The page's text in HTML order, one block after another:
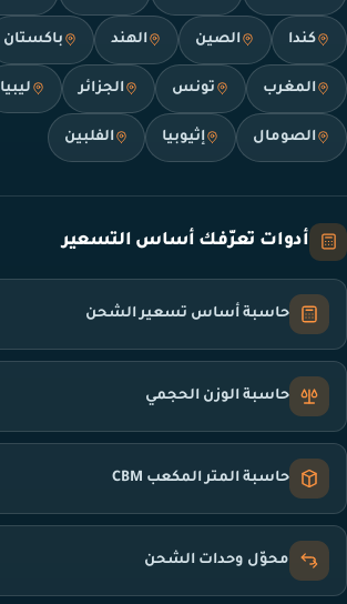
كندا الصين الهند باكستان
المغرب تونس الجزائر ليبيا
الصومال إثيوبيا الفلبين
أدوات تعرّفك أساس التسعير
حاسبة أساس تسعير الشحن
حاسبة الوزن الحجمي
حاسبة المتر المكعب CBM
محوّل وحدات الشحن